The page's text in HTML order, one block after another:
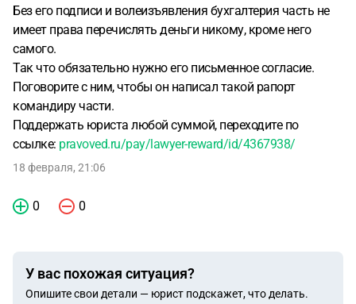
Без его подписи и волеизъявления бухгалтерия часть не
имеет права перечислять деньги никому, кроме него
самого.
Так что обязательно нужно его письменное согласие.
Поговорите с ним, чтобы он написал такой рапорт
командиру части.
Поддержать юриста любой суммой, переходите по
ссылке: pravoved.ru/pay/lawyer-reward/id/4367938/
18 февраля, 21:06
0 0
У вас похожая ситуация?
Опишите свои детали — юрист подскажет, что делать.